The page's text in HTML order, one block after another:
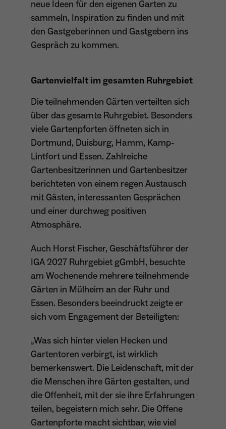
und die Rechte besitzt diese zu verwalten.
Anbieter Sgalinski
Laufzeit 1 Monat
Zweck
Speichert den Zustimmungsstatus des
Benutzers für Cookies auf der aktuellen
Domäne.
Anbieter Matomo
Laufzeit 6 Monate
Name MATOMO_SESSID
Anbieter Matomo
Laufzeit Sitzung
Zweck
Temporäre Session-ID, ohne
personenbezogene Daten.
Anbieter Google Analytics
Laufzeit 1 Jahr
Zweck Unterscheidung der Webseitenbesucher.
Name _ga_TNS3S6RE8W
Anbieter Google LLC
Laufzeit 2 Jahre
Zweck
Vergibt eine zufällige, pseudonyme ID, damit
erkannt wird, ob ein Besucher neu oder
neue Ideen für den eigenen Garten zu
sammeln, Inspiration zu finden und mit
den Gastgeberinnen und Gastgebern ins
Gespräch zu kommen.
Gartenvielfalt im gesamten Ruhrgebiet
Die teilnehmenden Gärten verteilten sich
über das gesamte Ruhrgebiet. Besonders
viele Gartenpforten öffneten sich in
Dortmund, Duisburg, Hamm, Kamp-
Lintfort und Essen. Zahlreiche
Gartenbesitzerinnen und Gartenbesitzer
berichteten von einem regen Austausch
mit Gästen, interessanten Gesprächen
und einer durchweg positiven
Atmosphäre.
Auch Horst Fischer, Geschäftsführer der
IGA 2027 Ruhrgebiet gGmbH, besuchte
am Wochenende mehrere teilnehmende
Gärten in Mülheim an der Ruhr und
Essen. Besonders beeindruckt zeigte er
sich vom Engagement der Beteiligten:
„Was sich hinter vielen Hecken und
Gartentoren verbirgt, ist wirklich
bemerkenswert. Die Leidenschaft, mit der
die Menschen ihre Gärten gestalten, und
die Offenheit, mit der sie ihre Erfahrungen
teilen, begeistern mich sehr. Die Offene
Gartenpforte macht sichtbar, wie viel